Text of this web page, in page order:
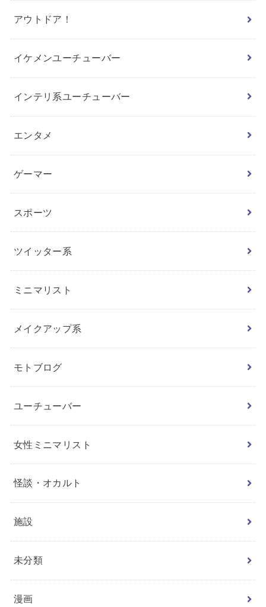
アウトドア！
イケメンユーチューバー
インテリ系ユーチューバー
エンタメ
ゲーマー
スポーツ
ツイッター系
ミニマリスト
メイクアップ系
モトブログ
ユーチューバー
女性ミニマリスト
怪談・オカルト
施設
未分類
漫画